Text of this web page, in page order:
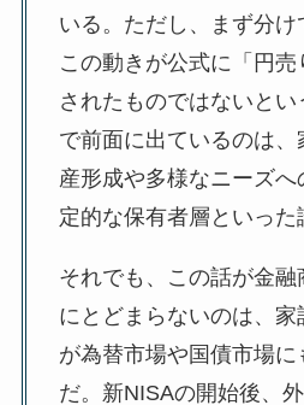
いる。ただし、まず分け
この動きが公式に「円
されたものではないと
で前面に出ているのは
産形成や多様なニーズ
定的な保有者層といった
それでも、この話が金融
にとどまらないのは、
が為替市場や国債市場に
だ。新NISAの開始後、